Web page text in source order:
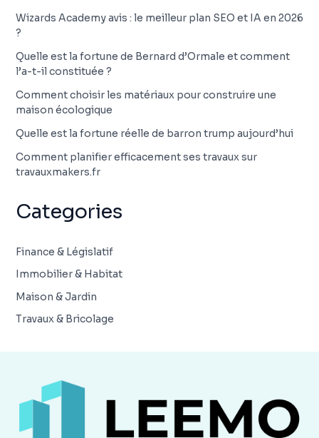
Wizards Academy avis : le meilleur plan SEO et IA en 2026
?
Quelle est la fortune de Bernard d’Ormale et comment
l’a-t-il constituée ?
Comment choisir les matériaux pour construire une
maison écologique
Quelle est la fortune réelle de barron trump aujourd’hui
Comment planifier efficacement ses travaux sur
travauxmakers.fr
Categories
Finance & Législatif
Immobilier & Habitat
Maison & Jardin
Travaux & Bricolage